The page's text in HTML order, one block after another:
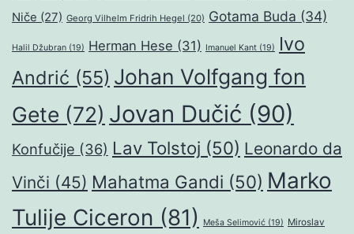
Niče (27) Georg Vilhelm Fridrih Hegel (20) Gotama Buda (34)
Halil Džubran (19) Herman Hese (31) Imanuel Kant (19)
Ivo
Andrić (55) Johan Volfgang fon
Gete (72) Jovan Dučić (90)
Konfučije (36) Lav Tolstoj (50) Leonardo da
Vinči (45) Mahatma Gandi (50) Marko
Tulije Ciceron (81) Meša Selimović (19) Miroslav